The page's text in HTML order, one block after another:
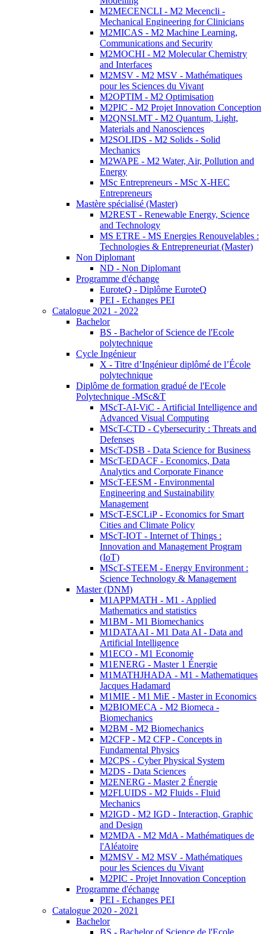
M2MECENCLI - M2 Mecencli -
Mechanical Engineering for Clinicians
M2MICAS - M2 Machine Learning,
Communications and Security
M2MOCHI - M2 Molecular Chemistry
and Interfaces
M2MSV - M2 MSV - Mathématiques
pour les Sciences du Vivant
M2OPTIM - M2 Optimisation
M2PIC - M2 Projet Innovation Conception
M2QNSLMT - M2 Quantum, Light,
Materials and Nanosciences
M2SOLIDS - M2 Solids - Solid
Mechanics
M2WAPE - M2 Water, Air, Pollution and
Energy
MSc Entrepreneurs - MSc X-HEC
Entrepreneurs
Mastère spécialisé (Master)
M2REST - Renewable Energy, Science
and Technology
MS ETRE - MS Energies Renouvelables :
Technologies & Entrepreneuriat (Master)
Non Diplomant
ND - Non Diplomant
Programme d'échange
EuroteQ - Diplôme EuroteQ
PEI - Echanges PEI
Catalogue 2021 - 2022
Bachelor
BS - Bachelor of Science de l'Ecole
polytechnique
Cycle Ingénieur
X - Titre d’Ingénieur diplômé de l’École
polytechnique
Diplôme de formation gradué de l'Ecole
Polytechnique -MSc&T
MScT-AI-ViC - Artificial Intelligence and
Advanced Visual Computing
MScT-CTD - Cybersecurity : Threats and
Defenses
MScT-DSB - Data Science for Business
MScT-EDACF - Economics, Data
Analytics and Corporate Finance
MScT-EESM - Environmental
Engineering and Sustainability
Management
MScT-ESCLiP - Economics for Smart
Cities and Climate Policy
MScT-IOT - Internet of Things :
Innovation and Management Program
(IoT)
MScT-STEEM - Energy Environment :
Science Technology & Management
Master (DNM)
M1APPMATH - M1 - Applied
Mathematics and statistics
M1BM - M1 Biomechanics
M1DATAAI - M1 Data AI - Data and
Artificial Intelligence
M1ECO - M1 Economie
M1ENERG - Master 1 Énergie
M1MATHJHADA - M1 - Mathematiques
Jacques Hadamard
M1MIE - M1 MiE - Master in Economics
M2BIOMECA - M2 Biomeca -
Biomechanics
M2BM - M2 Biomechanics
M2CFP - M2 CFP - Concepts in
Fundamental Physics
M2CPS - Cyber Physical System
M2DS - Data Sciences
M2ENERG - Master 2 Énergie
M2FLUIDS - M2 Fluids - Fluid
Mechanics
M2IGD - M2 IGD - Interaction, Graphic
and Design
M2MDA - M2 MdA - Mathématiques de
l'Aléatoire
M2MSV - M2 MSV - Mathématiques
pour les Sciences du Vivant
M2PIC - Projet Innovation Conception
Programme d'échange
PEI - Echanges PEI
Catalogue 2020 - 2021
Bachelor
BS - Bachelor of Science de l'Ecole